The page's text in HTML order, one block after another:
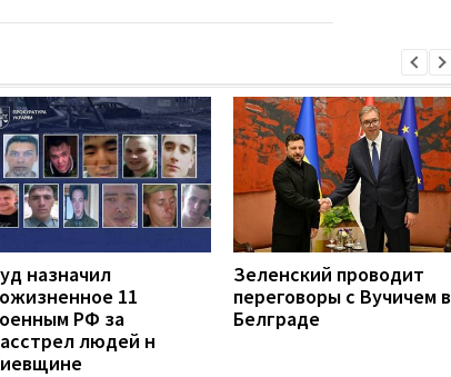
назначил
11
РФ за
людей н
Зеленский проводит
переговоры с Вучичем в
Белграде